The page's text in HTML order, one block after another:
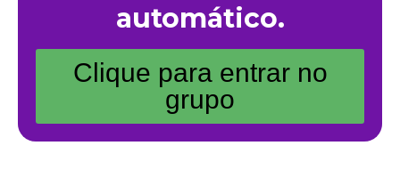
automático.
Clique para entrar no
grupo